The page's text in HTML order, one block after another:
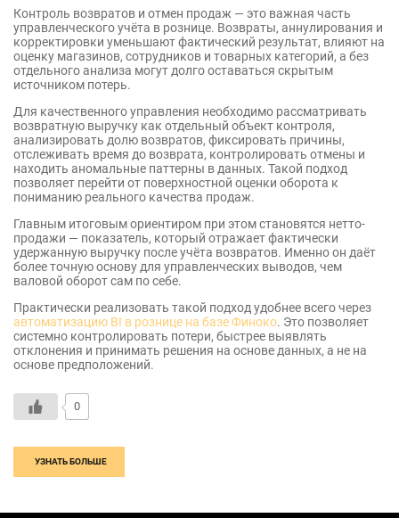
Контроль возвратов и отмен продаж — это важная часть
управленческого учёта в рознице. Возвраты, аннулирования и
корректировки уменьшают фактический результат, влияют на
оценку магазинов, сотрудников и товарных категорий, а без
отдельного анализа могут долго оставаться скрытым
источником потерь.
Для качественного управления необходимо рассматривать
возвратную выручку как отдельный объект контроля,
анализировать долю возвратов, фиксировать причины,
отслеживать время до возврата, контролировать отмены и
находить аномальные паттерны в данных. Такой подход
позволяет перейти от поверхностной оценки оборота к
пониманию реального качества продаж.
Главным итоговым ориентиром при этом становятся нетто-
продажи — показатель, который отражает фактически
удержанную выручку после учёта возвратов. Именно он даёт
более точную основу для управленческих выводов, чем
валовой оборот сам по себе.
Практически реализовать такой подход удобнее всего через
автоматизацию BI в рознице на базе Финоко. Это позволяет
системно контролировать потери, быстрее выявлять
отклонения и принимать решения на основе данных, а не на
основе предположений.
0
УЗНАТЬ БОЛЬШЕ